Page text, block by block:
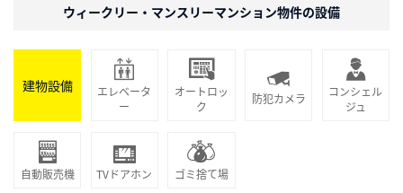
ウィークリー・マンスリーマンション物件の設備
建物設備
エレベータ
ー
オートロッ
ク
防犯カメラ
コンシェル
ジュ
自動販売機 TVドアホン ゴミ捨て場